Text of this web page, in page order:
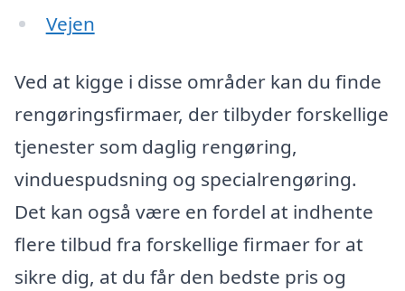
Vejen
Ved at kigge i disse områder kan du finde
rengøringsfirmaer, der tilbyder forskellige
tjenester som daglig rengøring,
vinduespudsning og specialrengøring.
Det kan også være en fordel at indhente
flere tilbud fra forskellige firmaer for at
sikre dig, at du får den bedste pris og